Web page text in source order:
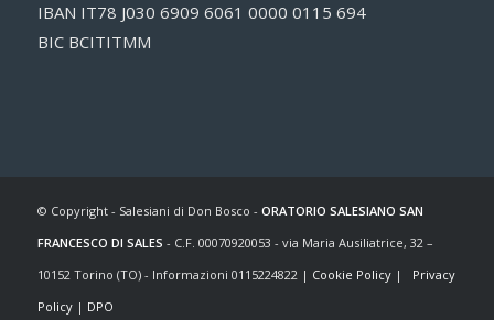
IBAN IT78 J030 6909 6061 0000 0115 694
BIC BCITITMM
© Copyright - Salesiani di Don Bosco - ORATORIO SALESIANO SAN
FRANCESCO DI SALES - C.F. 00070920053 - via Maria Ausiliatrice, 32 –
10152 Torino (TO) - Informazioni 0115224822 | Cookie Policy| Privacy
Policy| DPO